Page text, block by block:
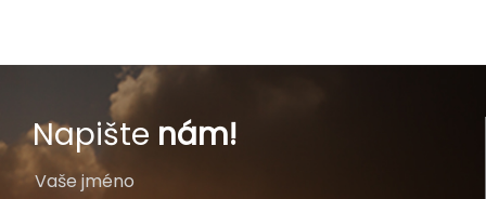
Napište nám!